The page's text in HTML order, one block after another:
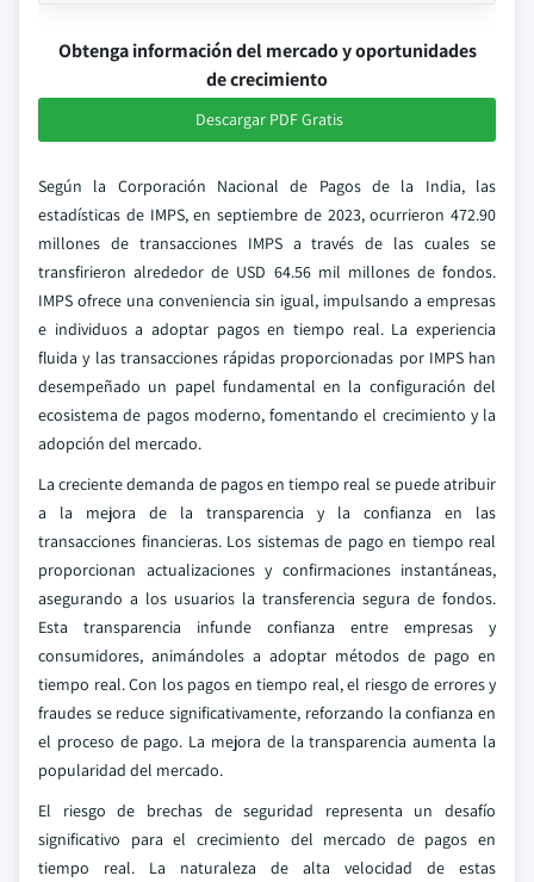
Obtenga información del mercado y oportunidades
de crecimiento
Descargar PDF Gratis
Según la Corporación Nacional de Pagos de la India, las
estadísticas de IMPS, en septiembre de 2023, ocurrieron 472.90
millones de transacciones IMPS a través de las cuales se
transfirieron alrededor de USD 64.56 mil millones de fondos.
IMPS ofrece una conveniencia sin igual, impulsando a empresas
e individuos a adoptar pagos en tiempo real. La experiencia
fluida y las transacciones rápidas proporcionadas por IMPS han
desempeñado un papel fundamental en la configuración del
ecosistema de pagos moderno, fomentando el crecimiento y la
adopción del mercado.
La creciente demanda de pagos en tiempo real se puede atribuir
a la mejora de la transparencia y la confianza en las
transacciones financieras. Los sistemas de pago en tiempo real
proporcionan actualizaciones y confirmaciones instantáneas,
asegurando a los usuarios la transferencia segura de fondos.
Esta transparencia infunde confianza entre empresas y
consumidores, animándoles a adoptar métodos de pago en
tiempo real. Con los pagos en tiempo real, el riesgo de errores y
fraudes se reduce significativamente, reforzando la confianza en
el proceso de pago. La mejora de la transparencia aumenta la
popularidad del mercado.
El riesgo de brechas de seguridad representa un desafío
significativo para el crecimiento del mercado de pagos en
tiempo real. La naturaleza de alta velocidad de estas